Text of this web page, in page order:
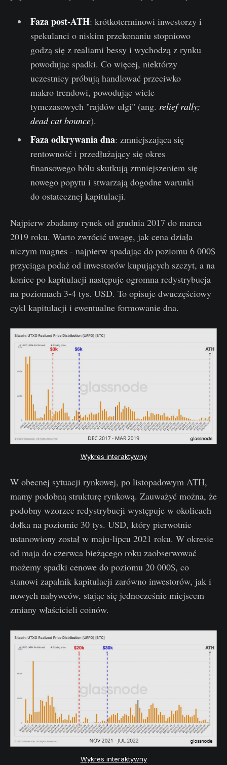
Faza post-ATH: krótkoterminowi inwestorzy i
spekulanci o niskim przekonaniu stopniowo
godzą się z realiami bessy i wychodzą z rynku
powodując spadki. Co więcej, niektórzy
uczestnicy próbują handlować przeciwko
makro trendowi, powodując wiele
tymczasowych "rajdów ulgi" (ang. relief rally;
dead cat bounce).
Faza odkrywania dna: zmniejszająca się
rentowność i przedłużający się okres
finansowego bólu skutkują zmniejszeniem się
nowego popytu i stwarzają dogodne warunki
do ostatecznej kapitulacji.
Najpierw zbadamy rynek od grudnia 2017 do marca
2019 roku. Warto zwrócić uwagę, jak cena działa
niczym magnes - najpierw spadając do poziomu 6 000$
przyciąga podaż od inwestorów kupujących szczyt, a na
koniec po kapitulacji następuje ogromna redystrybucja
na poziomach 3-4 tys. USD. To opisuje dwuczęściowy
cykl kapitulacji i ewentualne formowanie dna.
Wykres interaktywny
W obecnej sytuacji rynkowej, po listopadowym ATH,
mamy podobną strukturę rynkową. Zauważyć można, że
podobny wzorzec redystrybucji występuje w okolicach
dołka na poziomie 30 tys. USD, który pierwotnie
ustanowiony został w maju-lipcu 2021 roku. W okresie
od maja do czerwca bieżącego roku zaobserwować
możemy spadki cenowe do poziomu 20 000$, co
stanowi zapalnik kapitulacji zarówno inwestorów, jak i
nowych nabywców, stając się jednocześnie miejscem
zmiany właścicieli coinów.
Wykres interaktywny